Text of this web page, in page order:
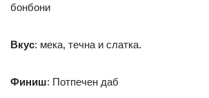
бонбони
Вкус: мека, течна и слатка.
Финиш: Потпечен даб